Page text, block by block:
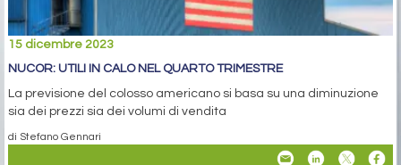
15 dicembre 2023
NUCOR: UTILI IN CALO NEL QUARTO TRIMESTRE
La previsione del colosso americano si basa su una diminuzione
sia dei prezzi sia dei volumi di vendita
di Stefano Gennari